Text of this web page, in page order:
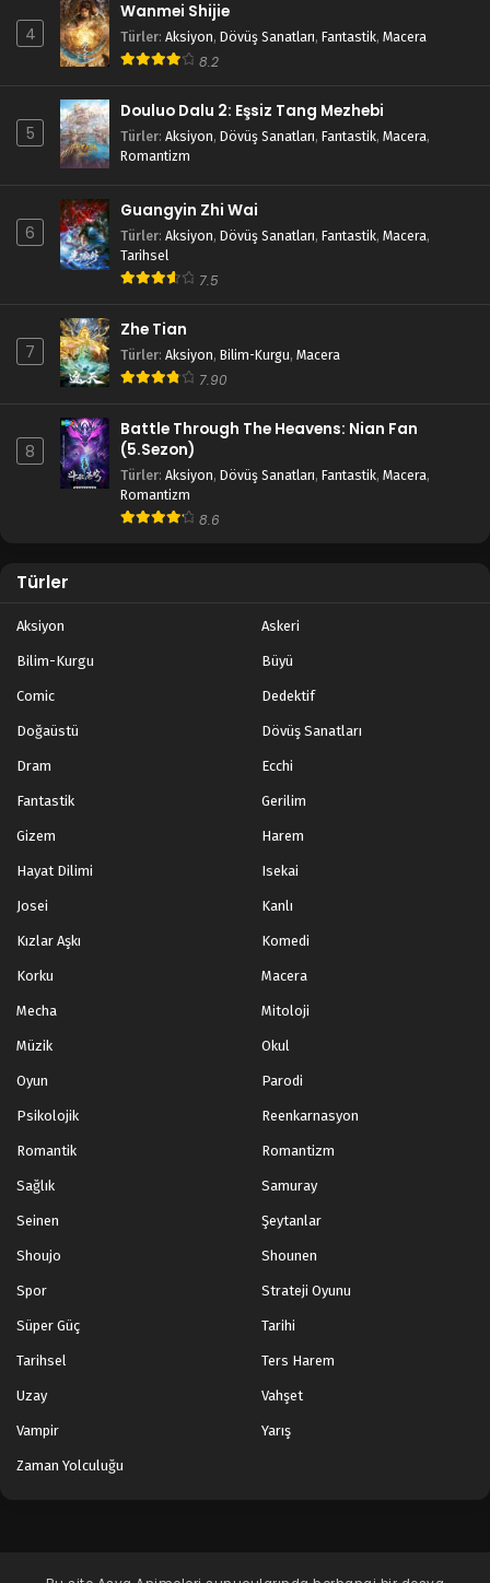
4
Wanmei Shijie
Türler: Aksiyon, Dövüş Sanatları, Fantastik, Macera
8.2
5
Douluo Dalu 2: Eşsiz Tang Mezhebi
Türler: Aksiyon, Dövüş Sanatları, Fantastik, Macera,
Romantizm
6
Guangyin Zhi Wai
Türler: Aksiyon, Dövüş Sanatları, Fantastik, Macera,
Tarihsel
7.5
7
Zhe Tian
Türler: Aksiyon, Bilim-Kurgu, Macera
7.90
8
Battle Through The Heavens: Nian Fan
(5.Sezon)
Türler: Aksiyon, Dövüş Sanatları, Fantastik, Macera,
Romantizm
8.6
Türler
Aksiyon Askeri
Bilim-Kurgu Büyü
Comic Dedektif
Doğaüstü Dövüş Sanatları
Dram Ecchi
Fantastik Gerilim
Gizem Harem
Hayat Dilimi Isekai
Josei Kanlı
Kızlar Aşkı Komedi
Korku Macera
Mecha Mitoloji
Müzik Okul
Oyun Parodi
Psikolojik Reenkarnasyon
Romantik Romantizm
Sağlık Samuray
Seinen Şeytanlar
Shoujo Shounen
Spor Strateji Oyunu
Süper Güç Tarihi
Tarihsel Ters Harem
Uzay Vahşet
Vampir Yarış
Zaman Yolculuğu